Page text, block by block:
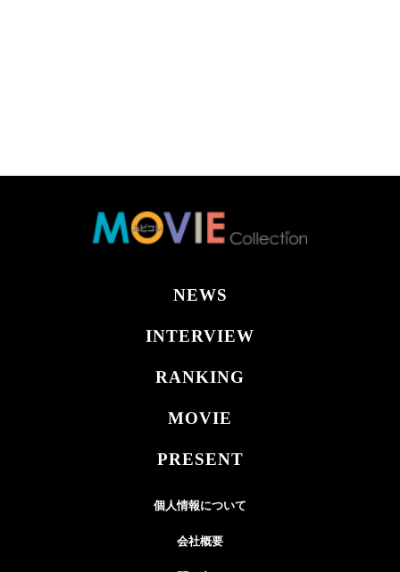
NEWS
INTERVIEW
RANKING
MOVIE
PRESENT
個人情報について
会社概要